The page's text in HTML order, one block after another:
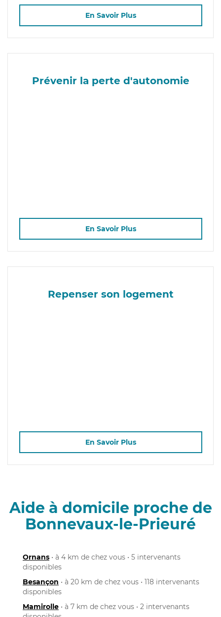
En Savoir Plus
Prévenir la perte d'autonomie
En Savoir Plus
Repenser son logement
En Savoir Plus
Aide à domicile proche de
Bonnevaux-le-Prieuré
Ornans • à 4 km de chez vous • 5 intervenants
disponibles
Besançon • à 20 km de chez vous • 118 intervenants
disponibles
Mamirolle • à 7 km de chez vous • 2 intervenants